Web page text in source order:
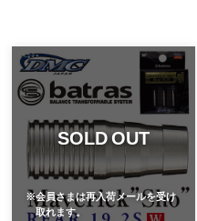
SOLD OUT
※会員さまは再入荷メールを受け
取れます。